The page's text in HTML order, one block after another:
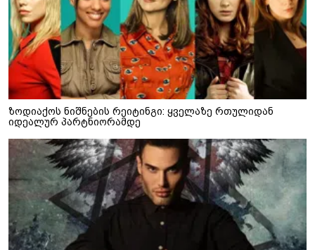
ზოდიაქოს ნიშნების რეიტინგი: ყველაზე რთულიდან
იდეალურ პარტნიორამდე